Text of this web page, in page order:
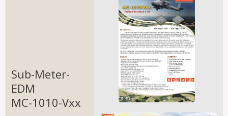
Sub-Meter-
EDM
MC-1010-Vxx